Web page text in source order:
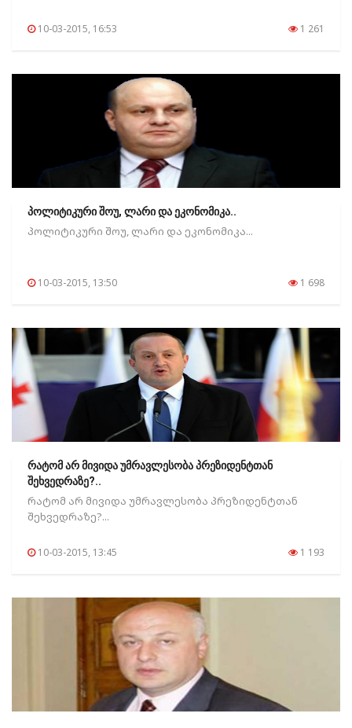
10-03-2015, 16:53 1 261
პოლიტიკური შოუ, ლარი და ეკონომიკა..
პოლიტიკური შოუ, ლარი და ეკონომიკა...
10-03-2015, 13:50 1 698
რატომ არ მივიდა უმრავლესობა პრეზიდენტთან
შეხვედრაზე?..
რატომ არ მივიდა უმრავლესობა პრეზიდენტთან
შეხვედრაზე?...
10-03-2015, 13:45 1 193